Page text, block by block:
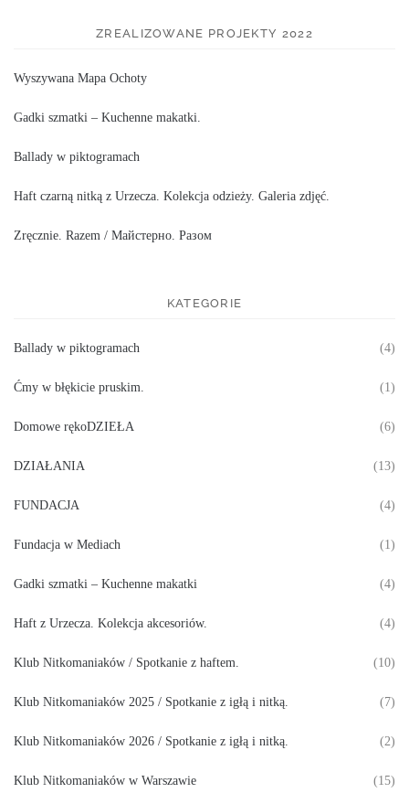
ZREALIZOWANE PROJEKTY 2022
Wyszywana Mapa Ochoty
Gadki szmatki – Kuchenne makatki.
Ballady w piktogramach
Haft czarną nitką z Urzecza. Kolekcja odzieży. Galeria zdjęć.
Zręcznie. Razem / Майстерно. Разом
KATEGORIE
Ballady w piktogramach (4)
Ćmy w błękicie pruskim. (1)
Domowe rękoDZIEŁA (6)
DZIAŁANIA (13)
FUNDACJA (4)
Fundacja w Mediach (1)
Gadki szmatki – Kuchenne makatki (4)
Haft z Urzecza. Kolekcja akcesoriów. (4)
Klub Nitkomaniaków / Spotkanie z haftem. (10)
Klub Nitkomaniaków 2025 / Spotkanie z igłą i nitką. (7)
Klub Nitkomaniaków 2026 / Spotkanie z igłą i nitką. (2)
Klub Nitkomaniaków w Warszawie (15)